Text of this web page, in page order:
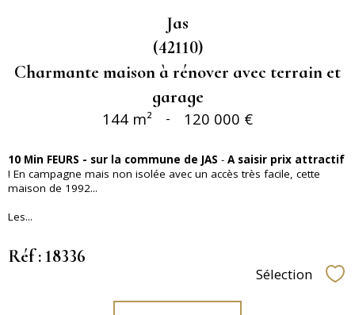
Jas
(42110)
Charmante maison à rénover avec terrain et
garage
144 m² - 120 000 €
10 Min FEURS - sur la commune de JAS - A saisir prix attractif
! En campagne mais non isolée avec un accès très facile, cette
maison de 1992...
Les...
Réf : 18336
Sélection